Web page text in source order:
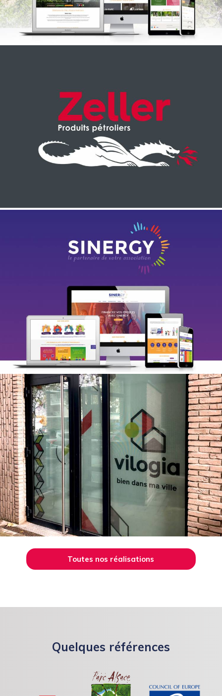
Toutes nos réalisations
Quelques références